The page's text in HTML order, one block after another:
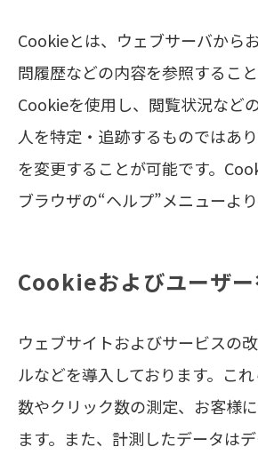
Cookieとは、ウェブサーバから
問履歴などの内容を参照するこ
Cookieを使用し、閲覧状況など
人を特定・追跡するものではあ
を変更することが可能です。
ブラウザの“ヘルプ”メニューよ
Cookieおよびユーザ
ウェブサイトおよびサービスの
ルなどを導入しております。こ
数やクリック数の測定、お客様
ます。また、計測したデータは